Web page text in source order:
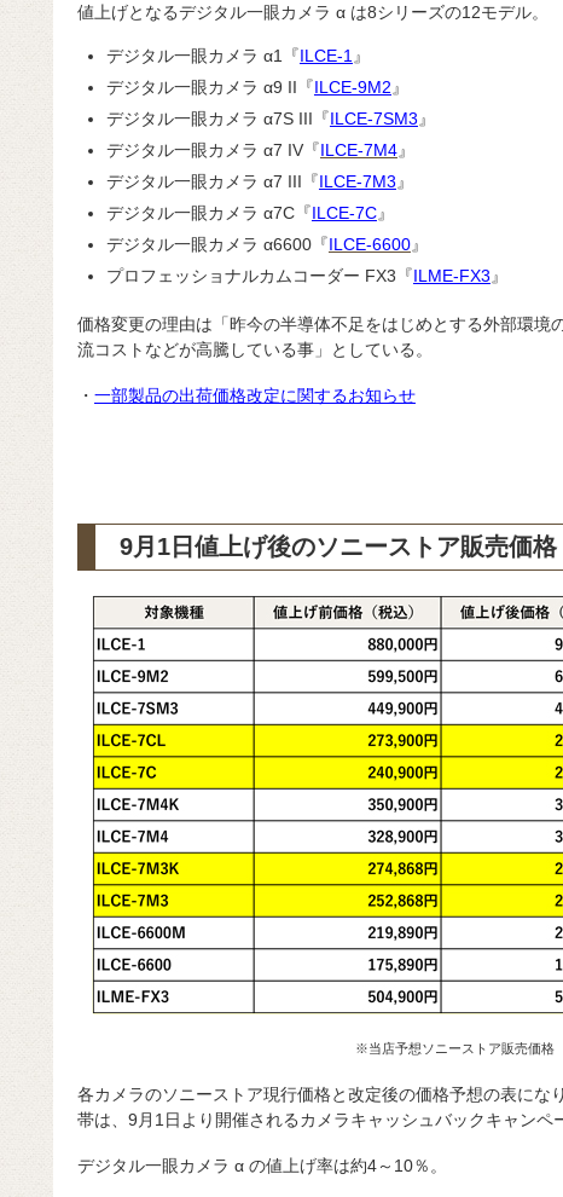
値上げとなるデジタル一眼カメラ α は8シリーズの12モデル。
デジタル一眼カメラ α1『ILCE-1』
デジタル一眼カメラ α9 II『ILCE-9M2』
デジタル一眼カメラ α7S III『ILCE-7SM3』
デジタル一眼カメラ α7 IV『ILCE-7M4』
デジタル一眼カメラ α7 III『ILCE-7M3』
デジタル一眼カメラ α7C『ILCE-7C』
デジタル一眼カメラ α6600『ILCE-6600』
プロフェッショナルカムコーダー FX3『ILME-FX3』
価格変更の理由は「昨今の半導体不足をはじめとする外部環境
流コストなどが高騰している事」としている。
・ 一部製品の出荷価格改定に関するお知らせ
9月1日値上げ後のソニーストア販売価格
※当店予想ソニーストア販売価格
各カメラのソニーストア現行価格と改定後の価格予想の表にな
帯は、9月1日より開催されるカメラキャッシュバックキャンペ
デジタル一眼カメラ α の値上げ率は約4～10％。